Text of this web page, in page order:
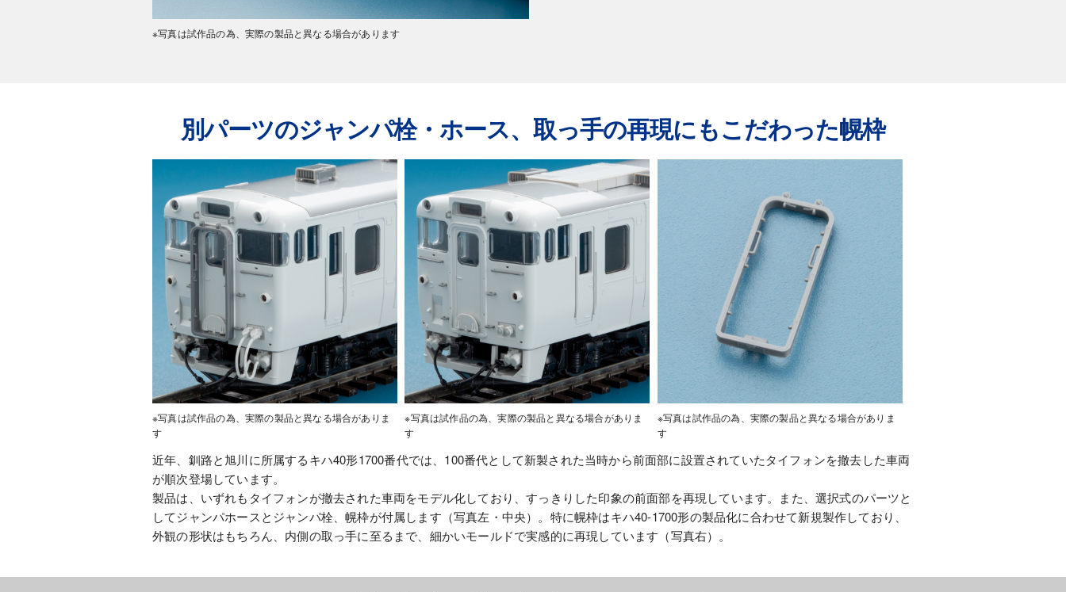
※写真は試作品の為、実際の製品と異なる場合があります
別パーツのジャンパ栓・ホース、取っ手の再現にもこだわった幌枠
※写真は試作品の為、実際の製品と異なる場合がありま
す
※写真は試作品の為、実際の製品と異なる場合がありま
す
※写真は試作品の為、実際の製品と異なる場合がありま
す
近年、釧路と旭川に所属するキハ40形1700番代では、100番代として新製された当時から前面部に設置されていたタイフォンを撤去した車両
が順次登場しています。
製品は、いずれもタイフォンが撤去された車両をモデル化しており、すっきりした印象の前面部を再現しています。また、選択式のパーツと
してジャンパホースとジャンパ栓、幌枠が付属します（写真左・中央）。特に幌枠はキハ40-1700形の製品化に合わせて新規製作しており、
外観の形状はもちろん、内側の取っ手に至るまで、細かいモールドで実感的に再現しています（写真右）。